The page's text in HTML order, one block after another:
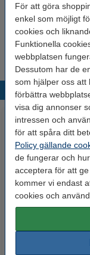
För att göra
enkel som möjligt
cookies och
Funktionella
webbplatsen
Dessutom har de
som hjälper oss att
förbättra
visa dig annonser
intressen och
för att spåra ditt
Policy gällande
de fungerar och
acceptera för att
kommer vi endast
cookies och
Extra information
Batteriet benämns
även som:
Batteriet ersätter:
379
SR521
Silveroxid
Inkl. 25%